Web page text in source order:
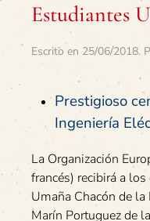
Estudiantes
Escrito en 25/06/2018.
Prestigioso
Ingeniería
La Organización
francés) recibirá a
Umaña Chacón de
Marín Portuguez de